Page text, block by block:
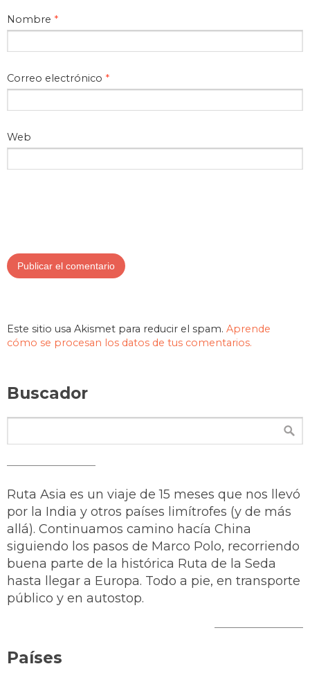
Nombre *
Correo electrónico *
Web
Este sitio usa Akismet para reducir el spam. Aprende
cómo se procesan los datos de tus comentarios.
Buscador
Ruta Asia es un viaje de 15 meses que nos llevó
por la India y otros países limítrofes (y de más
allá). Continuamos camino hacía China
siguiendo los pasos de Marco Polo, recorriendo
buena parte de la histórica Ruta de la Seda
hasta llegar a Europa. Todo a pie, en transporte
público y en autostop.
Países